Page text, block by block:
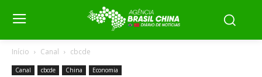
Início Canal cbcde
Canal cbcde China Economia